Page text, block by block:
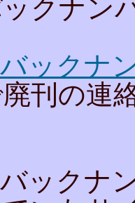
クナン
バックナ
刊の連
バックナ